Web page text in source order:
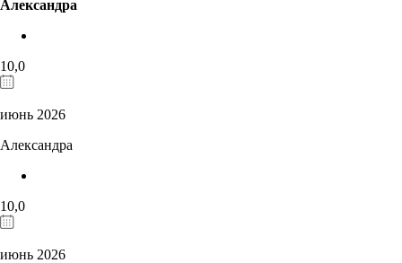
Александра
10,0
июнь 2026
Александра
10,0
июнь 2026